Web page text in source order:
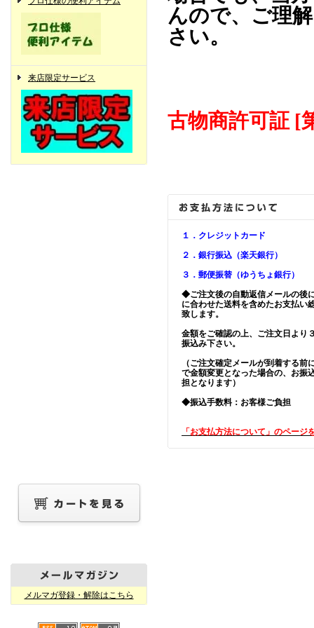
来店限定サービス
メルマガ登録・解除はこちら
んので、ご理
さい。
古物商許可証 [
１．クレジットカード
２．銀行振込（楽天銀行）
３．郵便振替（ゆうちょ銀行）
◆ご注文後の自動返信メールの後
に合わせた送料を含めたお支払い
致します。
金額をご確認の上、ご注文日より
振込み下さい。
（ご注文確定メールが到着する前
で金額変更となった場合の、お振
担となります）
◆振込手数料：お客様ご負担
「お支払方法について」のページ